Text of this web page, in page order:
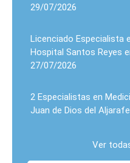
29/07/2026
Licenciado Especialista
Hospital Santos Reyes
27/07/2026
2 Especialistas en
Juan de Dios del
Ver